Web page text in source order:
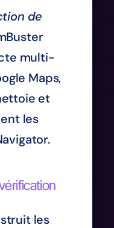
de
multi-
Maps,
et
les
les